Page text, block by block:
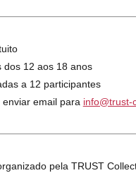
dos 12 aos 18 anos
a 12 participantes
enviar email para info@trust-
pela TRUST